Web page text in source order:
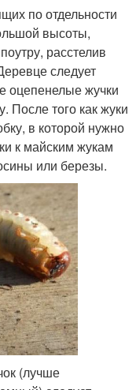
по отдельности
высоты,
расстелив
следует
оцепенелые жучки
После того как жуки
в которой нужно
к майским жукам
или березы.
(лучше